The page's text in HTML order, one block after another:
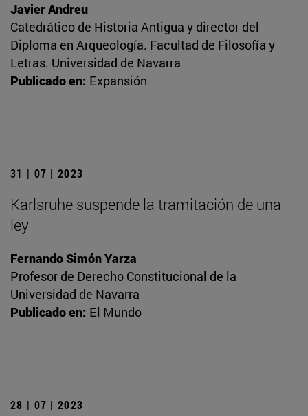
Javier Andreu
Catedrático de Historia Antigua y director del
Diploma en Arqueología. Facultad de Filosofía y
Letras. Universidad de Navarra
Publicado en: Expansión
31 | 07 | 2023
Karlsruhe suspende la tramitación de una
ley
Fernando Simón Yarza
Profesor de Derecho Constitucional de la
Universidad de Navarra
Publicado en: El Mundo
28 | 07 | 2023